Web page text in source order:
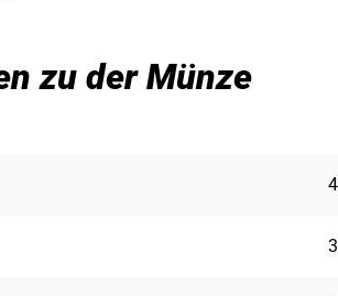
zu der Münze